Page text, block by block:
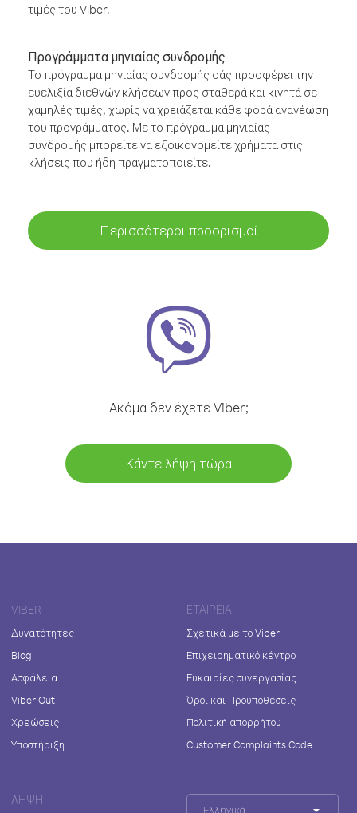
τιμές του Viber.
Προγράμματα μηνιαίας συνδρομής
Το πρόγραμμα μηνιαίας συνδρομής σάς προσφέρει την
ευελιξία διεθνών κλήσεων προς σταθερά και κινητά σε
χαμηλές τιμές, χωρίς να χρειάζεται κάθε φορά ανανέωση
του προγράμματος. Με το πρόγραμμα μηνιαίας
συνδρομής μπορείτε να εξοικονομείτε χρήματα στις
κλήσεις που ήδη πραγματοποιείτε.
Περισσότεροι προορισμοί
Ακόμα δεν έχετε Viber;
Κάντε λήψη τώρα
VIBER
Δυνατότητες
Blog
Ασφάλεια
Viber Out
Χρεώσεις
Υποστήριξη
ΕΤΑΙΡΕΊΑ
Σχετικά με το Viber
Επιχειρηματικό κέντρο
Ευκαιρίες συνεργασίας
Όροι και Προϋποθέσεις
Πολιτική απορρήτου
Customer Complaints Code
ΛΉΨΗ
Ελληνικά